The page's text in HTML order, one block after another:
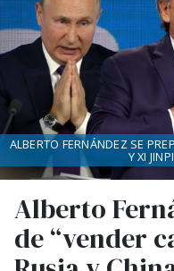
Alberto
de “vender
ALBERTO FERNÁNDEZ SE
Y XI